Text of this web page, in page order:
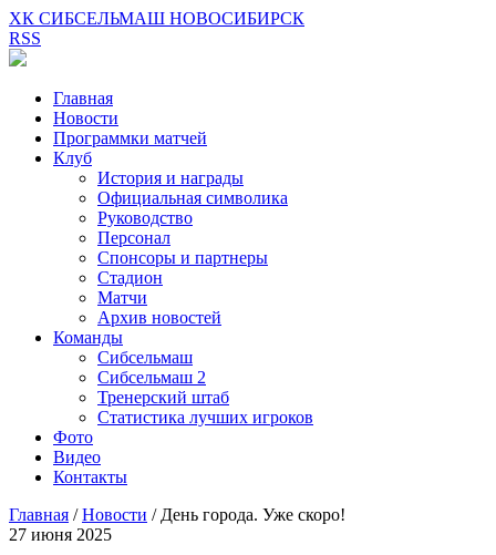
ХК СИБСЕЛЬМАШ НОВОСИБИРСК
RSS
Главная
Новости
Программки матчей
Клуб
История и награды
Официальная символика
Руководство
Персонал
Спонсоры и партнеры
Стадион
Матчи
Архив новостей
Команды
Сибсельмаш
Сибсельмаш 2
Тренерский штаб
Статистика лучших игроков
Фото
Видео
Контакты
Главная /Новости / День города. Уже скоро!
27 июня 2025